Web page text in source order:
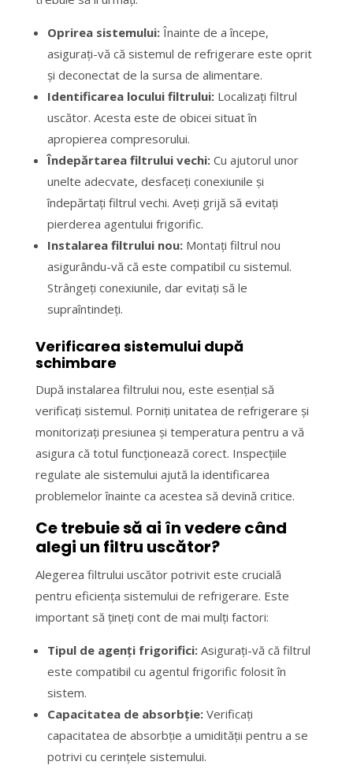
Oprirea sistemului:Înainte de a începe,
asigurați-vă că sistemul de refrigerare este oprit
și deconectat de la sursa de alimentare.
Identificarea locului filtrului:Localizați filtrul
uscător. Acesta este de obicei situat în
apropierea compresorului.
Îndepărtarea filtrului vechi:Cu ajutorul unor
unelte adecvate, desfaceți conexiunile și
îndepărtați filtrul vechi. Aveți grijă să evitați
pierderea agentului frigorific.
Instalarea filtrului nou:Montați filtrul nou
asigurându-vă că este compatibil cu sistemul.
Strângeți conexiunile, dar evitați să le
supraîntindeți.
Verificarea sistemului după
schimbare
După instalarea filtrului nou, este esențial să
verificați sistemul. Porniți unitatea de refrigerare și
monitorizați presiunea și temperatura pentru a vă
asigura că totul funcționează corect. Inspecțiile
regulate ale sistemului ajută la identificarea
problemelor înainte ca acestea să devină critice.
Ce trebuie să ai în vedere când
alegi un filtru uscător?
Alegerea filtrului uscător potrivit este crucială
pentru eficiența sistemului de refrigerare. Este
important să țineți cont de mai mulți factori:
Tipul de agenți frigorifici:Asigurați-vă că filtrul
este compatibil cu agentul frigorific folosit în
sistem.
Capacitatea de absorbție:Verificați
capacitatea de absorbție a umidității pentru a se
potrivi cu cerințele sistemului.